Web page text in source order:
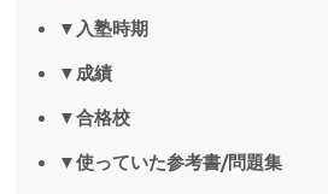
▼入塾時期
▼成績
▼合格校
▼使っていた参考書/問題集